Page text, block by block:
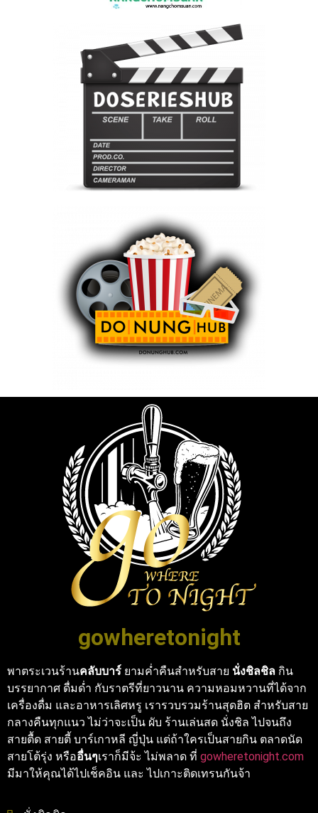
gowheretonight
พาตระเวนร้านคลับบาร์ ยามค่ำคืนสำหรับสาย นั่งชิลชิล กิน
บรรยากาศ ดื่มด่ำ กับราตรีที่ยาวนาน ความหอมหวานที่ได้จาก
เครื่องดื่ม และอาหารเลิศหรู เรารวบรวมร้านสุดฮิต สำหรับสาย
กลางคืนทุกแนว ไม่ว่าจะเป็น ผับ ร้านเล่นสด นั่งชิล ไปจนถึง
สายตื้ด สายตี้ บาร์เกาหลี ญี่ปุ่น แต่ถ้าใครเป็นสายกิน ตลาดนัด
สายโต้รุ่ง หรืออื่นๆเราก็มีจ้ะ ไม่พลาด ที่ gowheretonight.com
มีมาให้คุณได้ไปเช็คอิน และ ไปเกาะติดเทรนกันจ้า